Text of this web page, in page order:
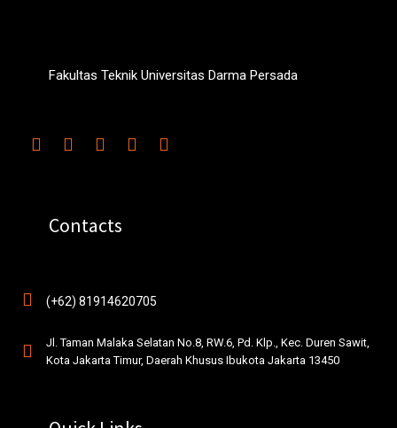
Fakultas Teknik Universitas Darma Persada
Contacts
(+62) 81914620705
Jl. Taman Malaka Selatan No.8, RW.6, Pd. Klp., Kec. Duren Sawit,
Kota Jakarta Timur, Daerah Khusus Ibukota Jakarta 13450